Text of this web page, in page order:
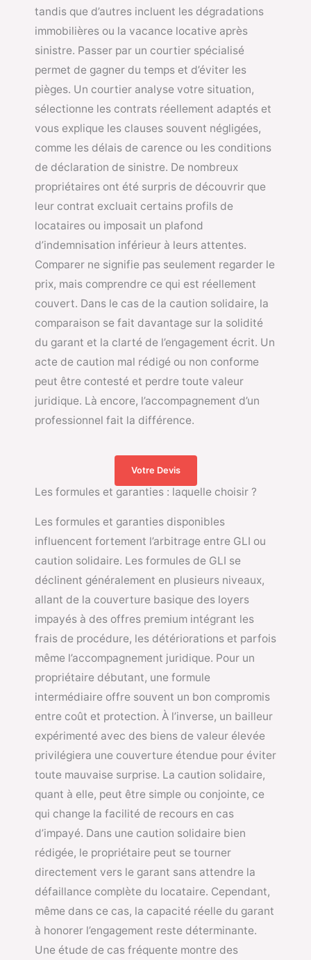
tandis que d’autres incluent les dégradations
immobilières ou la vacance locative après
sinistre. Passer par un courtier spécialisé
permet de gagner du temps et d’éviter les
pièges. Un courtier analyse votre situation,
sélectionne les contrats réellement adaptés et
vous explique les clauses souvent négligées,
comme les délais de carence ou les conditions
de déclaration de sinistre. De nombreux
propriétaires ont été surpris de découvrir que
leur contrat excluait certains profils de
locataires ou imposait un plafond
d’indemnisation inférieur à leurs attentes.
Comparer ne signifie pas seulement regarder le
prix, mais comprendre ce qui est réellement
couvert. Dans le cas de la caution solidaire, la
comparaison se fait davantage sur la solidité
du garant et la clarté de l’engagement écrit. Un
acte de caution mal rédigé ou non conforme
peut être contesté et perdre toute valeur
juridique. Là encore, l’accompagnement d’un
professionnel fait la différence.
Votre Devis
Les formules et garanties : laquelle choisir ?
Les formules et garanties disponibles
influencent fortement l’arbitrage entre GLI ou
caution solidaire. Les formules de GLI se
déclinent généralement en plusieurs niveaux,
allant de la couverture basique des loyers
impayés à des offres premium intégrant les
frais de procédure, les détériorations et parfois
même l’accompagnement juridique. Pour un
propriétaire débutant, une formule
intermédiaire offre souvent un bon compromis
entre coût et protection. À l’inverse, un bailleur
expérimenté avec des biens de valeur élevée
privilégiera une couverture étendue pour éviter
toute mauvaise surprise. La caution solidaire,
quant à elle, peut être simple ou conjointe, ce
qui change la facilité de recours en cas
d’impayé. Dans une caution solidaire bien
rédigée, le propriétaire peut se tourner
directement vers le garant sans attendre la
défaillance complète du locataire. Cependant,
même dans ce cas, la capacité réelle du garant
à honorer l’engagement reste déterminante.
Une étude de cas fréquente montre des